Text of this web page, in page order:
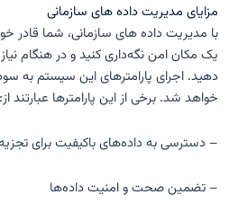
مزایای مدیریت داده های سازمانی
با مدیریت داده های سازمانی، شما قادر
یک مکان امن نگه‌داری کنید و در هنگام نیاز
دهید. اجرای پارامترهای این سیستم به
خواهد شد. برخی از این پارامترها عبارتند از:
– دسترسی به داده‌های باکیفیت برای
– تضمین صحت و امنیت داده‌ها